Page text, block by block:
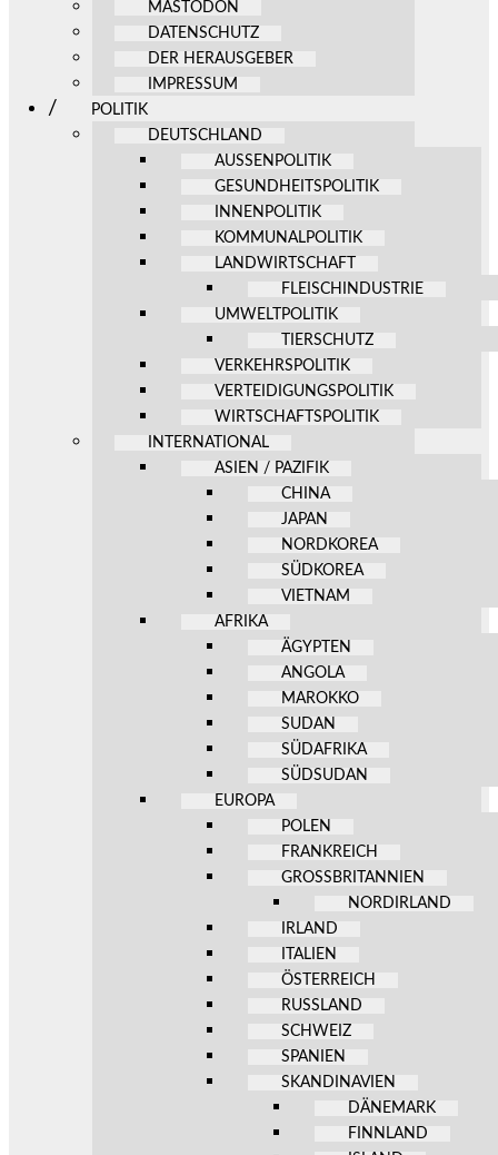
MASTODON
DATENSCHUTZ
DER HERAUSGEBER
IMPRESSUM
POLITIK
DEUTSCHLAND
AUSSENPOLITIK
GESUNDHEITSPOLITIK
INNENPOLITIK
KOMMUNALPOLITIK
LANDWIRTSCHAFT
FLEISCHINDUSTRIE
UMWELTPOLITIK
TIERSCHUTZ
VERKEHRSPOLITIK
VERTEIDIGUNGSPOLITIK
WIRTSCHAFTSPOLITIK
INTERNATIONAL
ASIEN / PAZIFIK
CHINA
JAPAN
NORDKOREA
SÜDKOREA
VIETNAM
AFRIKA
ÄGYPTEN
ANGOLA
MAROKKO
SUDAN
SÜDAFRIKA
SÜDSUDAN
EUROPA
POLEN
FRANKREICH
GROSSBRITANNIEN
NORDIRLAND
IRLAND
ITALIEN
ÖSTERREICH
RUSSLAND
SCHWEIZ
SPANIEN
SKANDINAVIEN
DÄNEMARK
FINNLAND